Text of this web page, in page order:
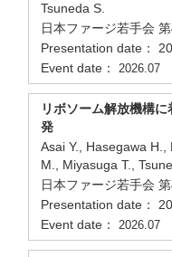
Tsuneda S.
日本ファージ若手会
Presentation date：
Event date： 2026.07
リボソーム解放機構
発
Asai Y., Hasegawa
M., Miyasuga T.,
日本ファージ若手会
Presentation date：
Event date： 2026.07